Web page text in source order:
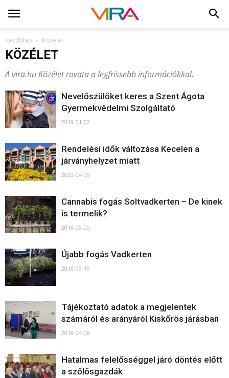
Kezdőlap Közélet
KÖZÉLET
A vira.hu Közélet rovata a legfrissebb információkkal.
Nevelőszülőket keres a Szent Ágota
Gyermekvédelmi Szolgáltató
2019-01-02
Rendelési idők változása Kecelen a
járványhelyzet miatt
2020-04-09
Cannabis fogás Soltvadkerten – De kinek
is termelik?
2018-03-20
Újabb fogás Vadkerten
2018-03-19
Tájékoztató adatok a megjelentek
számáról és arányáról Kiskőrös járásban
2018-04-08
Hatalmas felelősséggel járó döntés előtt
a szőlősgazdák